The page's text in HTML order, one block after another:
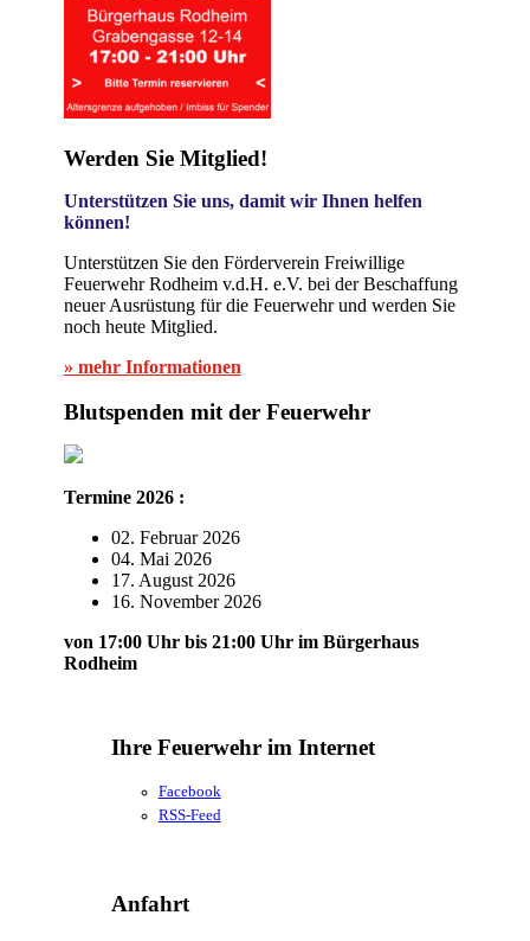
Werden Sie Mitglied!
Unterstützen Sie uns, damit wir Ihnen helfen
können!
Unterstützen Sie den Förderverein Freiwillige
Feuerwehr Rodheim v.d.H. e.V. bei der Beschaffung
neuer Ausrüstung für die Feuerwehr und werden Sie
noch heute Mitglied.
» mehr Informationen
Blutspenden mit der Feuerwehr
Termine 2026 :
02. Februar 2026
04. Mai 2026
17. August 2026
16. November 2026
von 17:00 Uhr bis 21:00 Uhr im Bürgerhaus
Rodheim
Ihre Feuerwehr im Internet
Facebook
RSS-Feed
Anfahrt